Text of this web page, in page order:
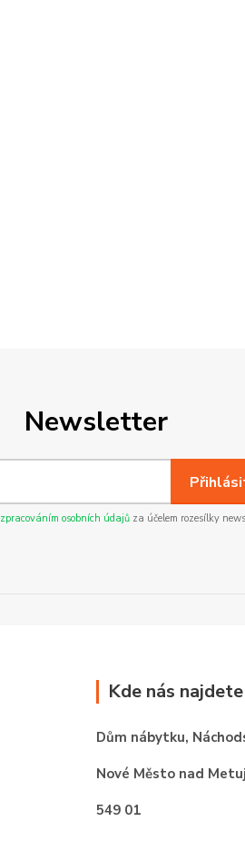
Newsletter
zpracováním osobních údajůza účelem rozesílky
Kde nás najdete
Dům nábytku,
Nové Město nad
549 01